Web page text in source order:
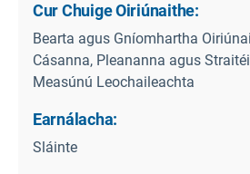
Cur Chuige Oiriúnaithe:
Bearta agus Gníomhartha
Cásanna, Pleananna agus
Measúnú Leochaileachta
Earnálacha:
Sláinte